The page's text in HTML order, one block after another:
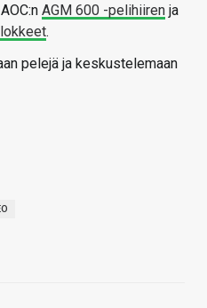
AGM 600 -pelihiiren ja
.
pelejä ja keskustelemaan